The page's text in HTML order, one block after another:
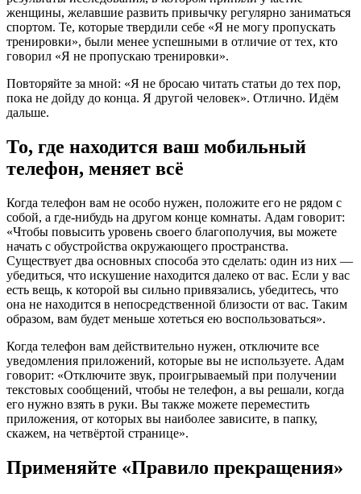
женщины, желавшие развить привычку регулярно заниматься
спортом. Те, которые твердили себе «Я не могу пропускать
тренировки», были менее успешными в отличие от тех, кто
говорил «Я не пропускаю тренировки».
Повторяйте за мной: «Я не бросаю читать статьи до тех пор,
пока не дойду до конца. Я другой человек». Отлично. Идём
дальше.
То, где находится ваш мобильный
телефон, меняет всё
Когда телефон вам не особо нужен, положите его не рядом с
собой, а где-нибудь на другом конце комнаты. Адам говорит:
«Чтобы повысить уровень своего благополучия, вы можете
начать с обустройства окружающего пространства.
Существует два основных способа это сделать: один из них —
убедиться, что искушение находится далеко от вас. Если у вас
есть вещь, к которой вы сильно привязались, убедитесь, что
она не находится в непосредственной близости от вас. Таким
образом, вам будет меньше хотеться ею воспользоваться».
Когда телефон вам действительно нужен, отключите все
уведомления приложений, которые вы не используете. Адам
говорит: «Отключите звук, проигрываемый при получении
текстовых сообщений, чтобы не телефон, а вы решали, когда
его нужно взять в руки. Вы также можете переместить
приложения, от которых вы наиболее зависите, в папку,
скажем, на четвёртой странице».
Применяйте «Правило прекращения»